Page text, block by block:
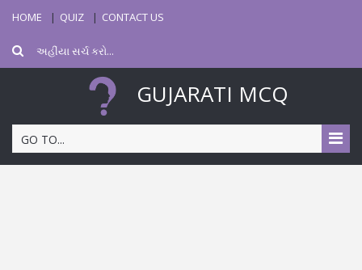
HOME QUIZ CONTACT US
GUJARATI MCQ
GO TO...